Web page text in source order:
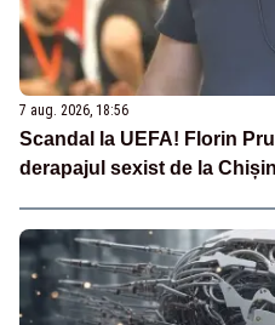
7 aug. 2026, 18:56
Scandal la UEFA! Florin
derapajul sexist de la